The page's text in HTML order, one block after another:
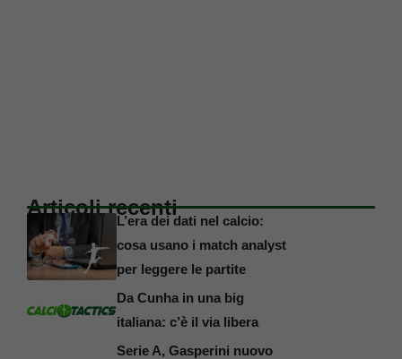
Articoli recenti
L’era dei dati nel calcio:
cosa usano i match analyst
per leggere le partite
Da Cunha in una big
italiana: c’è il via libera
Serie A, Gasperini nuovo